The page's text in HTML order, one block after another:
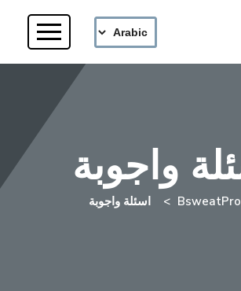
واجوبة
اسئلة واجوبة